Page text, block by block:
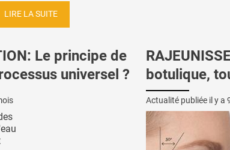
LIRE LA SUITE
Le principe de
universel ?
botulique,
Actualité publiée il y a